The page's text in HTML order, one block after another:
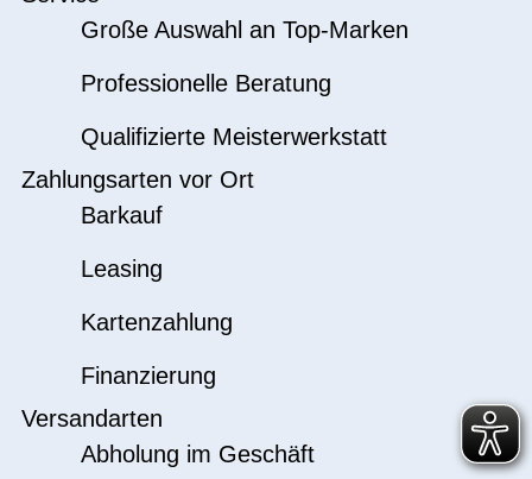
Große Auswahl an Top-Marken
Professionelle Beratung
Qualifizierte Meisterwerkstatt
Zahlungsarten vor Ort
Barkauf
Leasing
Kartenzahlung
Finanzierung
Versandarten
Abholung im Geschäft